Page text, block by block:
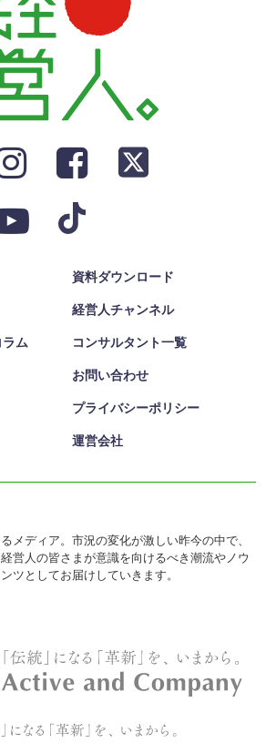
ラム
資料ダウンロード
経営人チャンネル
コンサルタント一覧
お問い合わせ
プライバシーポリシー
運営会社
メディア。市況の変化が激しい昨今の中で、
営人の皆さまが意識を向けるべき潮流やノウ
ツとしてお届けしていきます。